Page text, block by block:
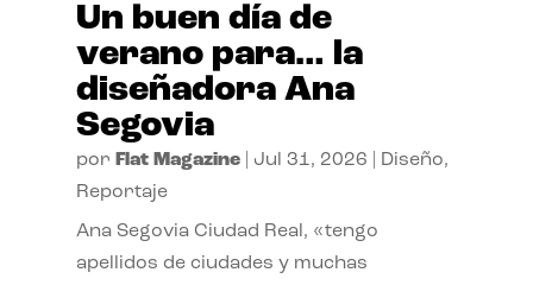
Un buen día de
verano para… la
diseñadora Ana
Segovia
por Flat Magazine| Jul 31, 2026 Diseño,
Reportaje
Ana Segovia Ciudad Real, «tengo
apellidos de ciudades y muchas